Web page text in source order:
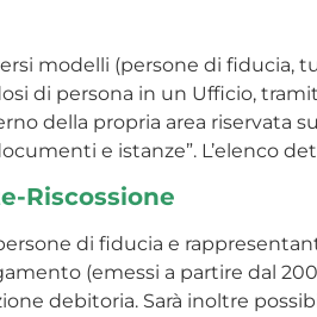
modelli (persone di
di persona in un Ufficio,
della propria area riservata
e istanze”. L’elenco
Riscossione
di fiducia e
(emessi a partire dal
debitoria. Sarà inoltre